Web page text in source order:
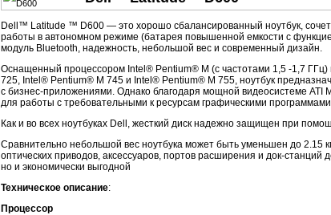
Dell™ Latitude ™ D600 — это хорошо сбалансированный ноутбук,
работы в автономном режиме (батарея повышенной емкости с
модуль Bluetooth, надежность, небольшой вес и современный дизайн.
Оснащенный процессором Intel® Pentium® M (с частотами 1,5 -1,7
725, Intel® Pentium® M 745 и Intel® Pentium® M 755, ноутбук
с бизнес-приложениями. Однако благодаря мощной видеосистеме ATI
для работы с требовательными к ресурсам графическими
Как и во всех ноутбуках Dell, жесткий диск надежно защищен при
Сравнительно небольшой вес ноутбука может быть уменьшен до 2.15
оптических приводов, аксессуаров, портов расширения и док-станций
но и экономически выгодной
Техническое описание:
Процессор